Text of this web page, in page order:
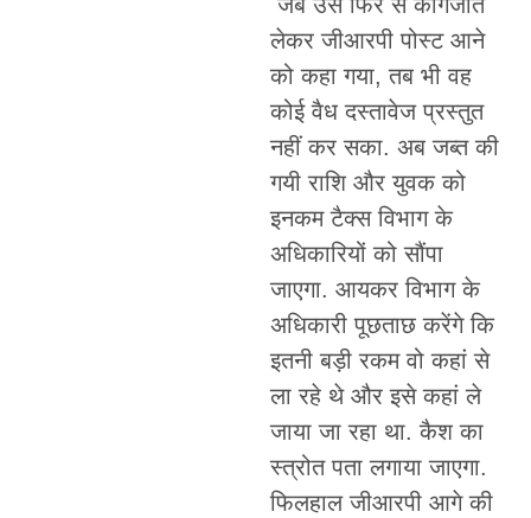
लेकर जीआरपी पोस्ट आने
को कहा गया, तब भी वह
कोई वैध दस्तावेज प्रस्तुत
नहीं कर सका. अब जब्त की
गयी राशि और युवक को
इनकम टैक्स विभाग के
अधिकारियों को सौंपा
जाएगा. आयकर विभाग के
अधिकारी पूछताछ करेंगे कि
इतनी बड़ी रकम वो कहां से
ला रहे थे और इसे कहां ले
जाया जा रहा था. कैश का
स्त्रोत पता लगाया जाएगा.
फिलहाल जीआरपी आगे की